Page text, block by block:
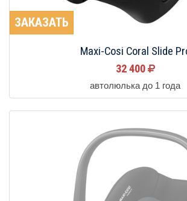
ЗАКАЗАТЬ
Maxi-Cosi Coral Slide
32 400
автолюлька до 1 года